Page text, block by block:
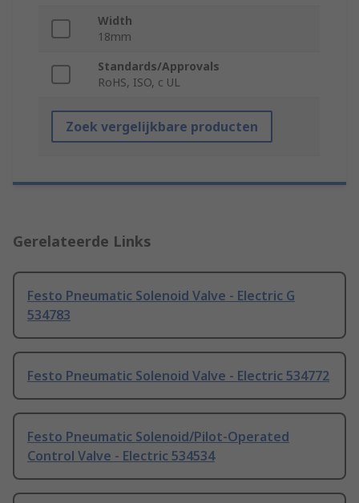
Width
18mm
Standards/Approvals
RoHS, ISO, c UL
Zoek vergelijkbare producten
Gerelateerde Links
Festo Pneumatic Solenoid Valve - Electric G
534783
Festo Pneumatic Solenoid Valve - Electric 534772
Festo Pneumatic Solenoid/Pilot-Operated
Control Valve - Electric 534534